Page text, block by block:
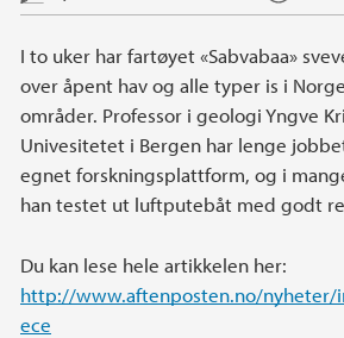
I to uker har fartøyet «Sabvabaa»
over åpent hav og alle typer is i
områder. Professor i geologi Yngve
Univesitetet i Bergen har lenge
egnet forskningsplattform, og i
han testet ut luftputebåt med godt
Du kan lese hele artikkelen her:
http://www.aftenposten.no/nyheter/
ece